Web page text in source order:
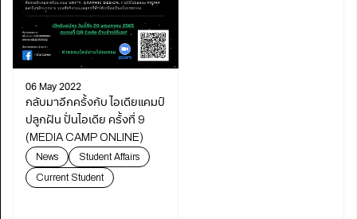
06 May 2022
กลับมาอีกครั้งกับ ไอเดียแคมป์
ปลูกฝัน ปั่นไอเดีย ครั้งที่ 9
(MEDIA CAMP ONLINE)
News
Student Affairs
Current Student